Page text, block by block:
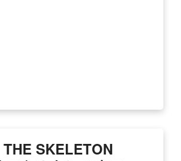
SKELETON